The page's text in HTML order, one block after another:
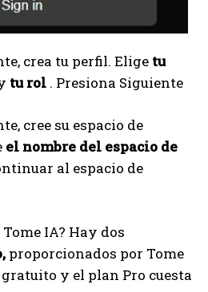
crea tu perfil. Elige tu
tu rol . Presiona Siguiente
cree su espacio de
el nombre del espacio de
al espacio de
IA? Hay dos
proporcionados por Tome
y el plan Pro cuesta